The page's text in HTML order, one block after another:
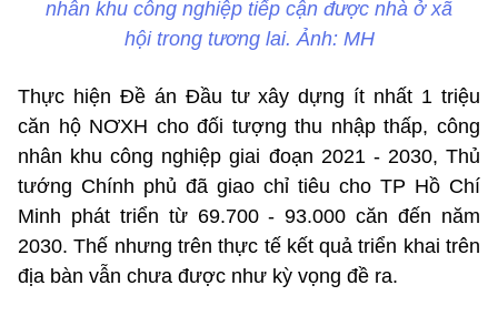
nhân khu công nghiệp tiếp cận được nhà ở xã
hội trong tương lai. Ảnh: MH
Thực hiện Đề án Đầu tư xây dựng ít nhất 1 triệu
căn hộ NƠXH cho đối tượng thu nhập thấp, công
nhân khu công nghiệp giai đoạn 2021 - 2030, Thủ
tướng Chính phủ đã giao chỉ tiêu cho TP Hồ Chí
Minh phát triển từ 69.700 - 93.000 căn đến năm
2030. Thế nhưng trên thực tế kết quả triển khai trên
địa bàn vẫn chưa được như kỳ vọng đề ra.